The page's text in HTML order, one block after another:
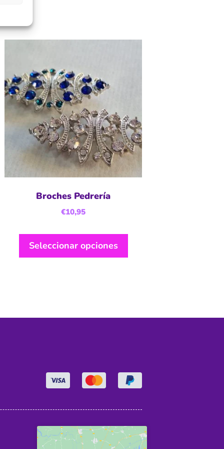
Broches Pedrería
€10,95
Seleccionar opciones